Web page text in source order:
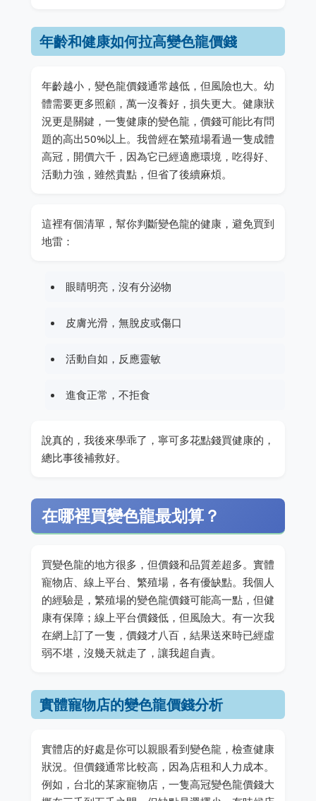
年齡和健康如何拉高變色龍價錢
年齡越小，變色龍價錢通常越低，但風險也大。幼
體需要更多照顧，萬一沒養好，損失更大。健康狀
況更是關鍵，一隻健康的變色龍，價錢可能比有問
題的高出50%以上。我曾經在繁殖場看過一隻成體
高冠，開價六千，因為它已經適應環境，吃得好、
活動力強，雖然貴點，但省了後續麻煩。
這裡有個清單，幫你判斷變色龍的健康，避免買到
地雷：
眼睛明亮，沒有分泌物
皮膚光滑，無脫皮或傷口
活動自如，反應靈敏
進食正常，不拒食
說真的，我後來學乖了，寧可多花點錢買健康的，
總比事後補救好。
在哪裡買變色龍最划算？
買變色龍的地方很多，但價錢和品質差超多。實體
寵物店、線上平台、繁殖場，各有優缺點。我個人
的經驗是，繁殖場的變色龍價錢可能高一點，但健
康有保障；線上平台價錢低，但風險大。有一次我
在網上訂了一隻，價錢才八百，結果送來時已經虛
弱不堪，沒幾天就走了，讓我超自責。
實體寵物店的變色龍價錢分析
實體店的好處是你可以親眼看到變色龍，檢查健康
狀況。但價錢通常比較高，因為店租和人力成本。
例如，台北的某家寵物店，一隻高冠變色龍價錢大